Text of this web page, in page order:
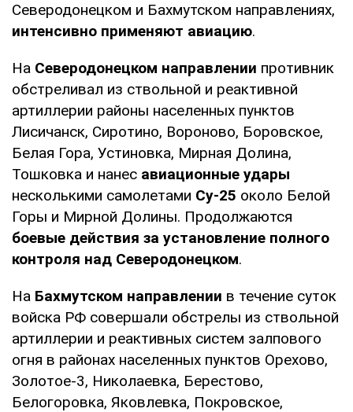
Северодонецком и Бахмутском направлениях,
интенсивно применяют авиацию.
На Северодонецком направлении противник
обстреливал из ствольной и реактивной
артиллерии районы населенных пунктов
Лисичанск, Сиротино, Вороново, Боровское,
Белая Гора, Устиновка, Мирная Долина,
Тошковка и нанес авиационные удары
несколькими самолетами Су-25 около Белой
Горы и Мирной Долины. Продолжаются
боевые действия за установление полного
контроля над Северодонецком.
На Бахмутском направлении в течение суток
войска РФ совершали обстрелы из ствольной
артиллерии и реактивных систем залпового
огня в районах населенных пунктов Орехово,
Золотое-3, Николаевка, Берестово,
Белогоровка, Яковлевка, Покровское,